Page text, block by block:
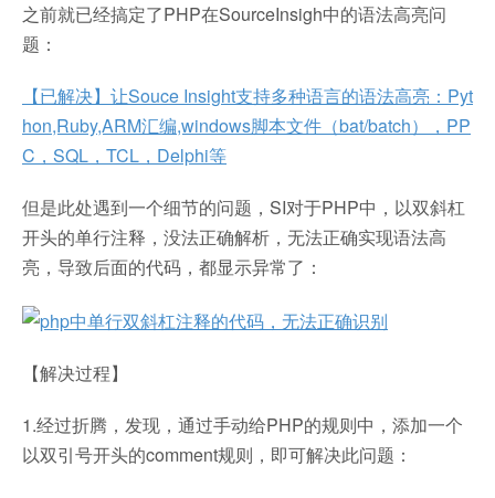
之前就已经搞定了PHP在SourceInsigh中的语法高亮问
题：
【已解决】让Souce Insight支持多种语言的语法高亮：Pyt
hon,Ruby,ARM汇编,windows脚本文件（bat/batch），PP
C，SQL，TCL，Delphi等
但是此处遇到一个细节的问题，SI对于PHP中，以双斜杠
开头的单行注释，没法正确解析，无法正确实现语法高
亮，导致后面的代码，都显示异常了：
【解决过程】
1.经过折腾，发现，通过手动给PHP的规则中，添加一个
以双引号开头的comment规则，即可解决此问题：